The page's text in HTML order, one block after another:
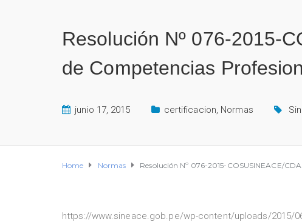
Resolución Nº 076-2015-
de Competencias
junio 17, 2015 certificacion, Normas
Home Normas Resolución Nº 076-2015-COSUSINEACE/
https://www.sineace.gob.pe/wp-content/uploads/2015/06/